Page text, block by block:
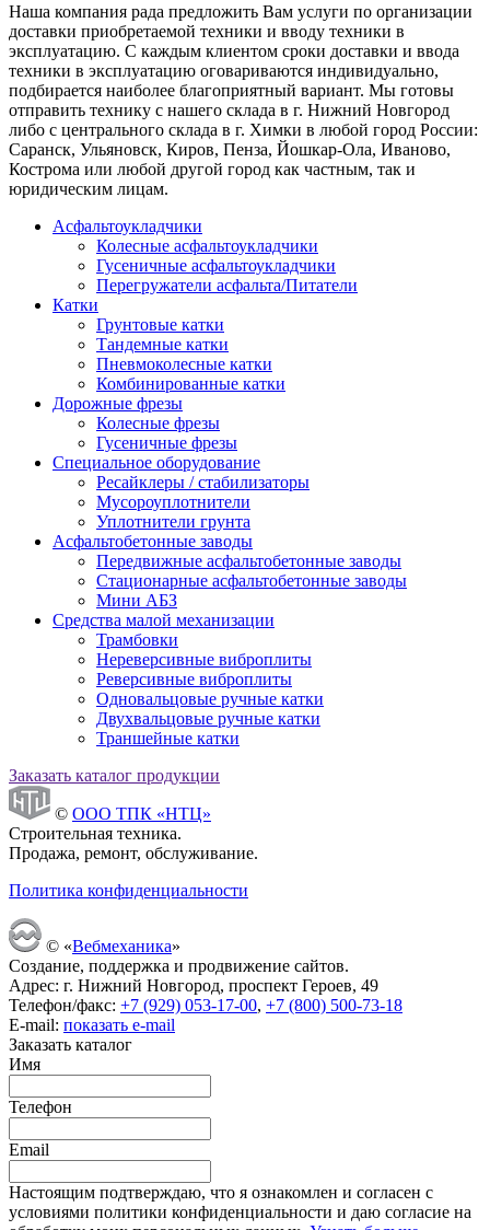
Наша компания рада предложить Вам услуги по организации
доставки приобретаемой техники и вводу техники в
эксплуатацию. С каждым клиентом сроки доставки и ввода
техники в эксплуатацию оговариваются индивидуально,
подбирается наиболее благоприятный вариант. Мы готовы
отправить технику с нашего склада в г. Нижний Новгород
либо с центрального склада в г. Химки в любой город России:
Саранск, Ульяновск, Киров, Пенза, Йошкар-Ола, Иваново,
Кострома или любой другой город как частным, так и
юридическим лицам.
Асфальтоукладчики
Колесные асфальтоукладчики
Гусеничные асфальтоукладчики
Перегружатели асфальта/Питатели
Катки
Грунтовые катки
Тандемные катки
Пневмоколесные катки
Комбинированные катки
Дорожные фрезы
Колесные фрезы
Гусеничные фрезы
Специальное оборудование
Ресайклеры / стабилизаторы
Мусороуплотнители
Уплотнители грунта
Асфальтобетонные заводы
Передвижные асфальтобетонные заводы
Стационарные асфальтобетонные заводы
Мини АБЗ
Средства малой механизации
Трамбовки
Нереверсивные виброплиты
Реверсивные виброплиты
Одновальцовые ручные катки
Двухвальцовые ручные катки
Траншейные катки
Заказать каталог продукции
© ООО ТПК «НТЦ»
Строительная техника.
Продажа, ремонт, обслуживание.
Политика конфиденциальности
© «Вебмеханика»
Создание, поддержка и продвижение сайтов.
Адрес: г. Нижний Новгород, проспект Героев, 49
Телефон/факс: +7 (929) 053-17-00, +7 (800) 500-73-18
E-mail: показать e-mail
Заказать каталог
Имя
Телефон
Email
Настоящим подтверждаю, что я ознакомлен и согласен с
условиями политики конфиденциальности и даю согласие на